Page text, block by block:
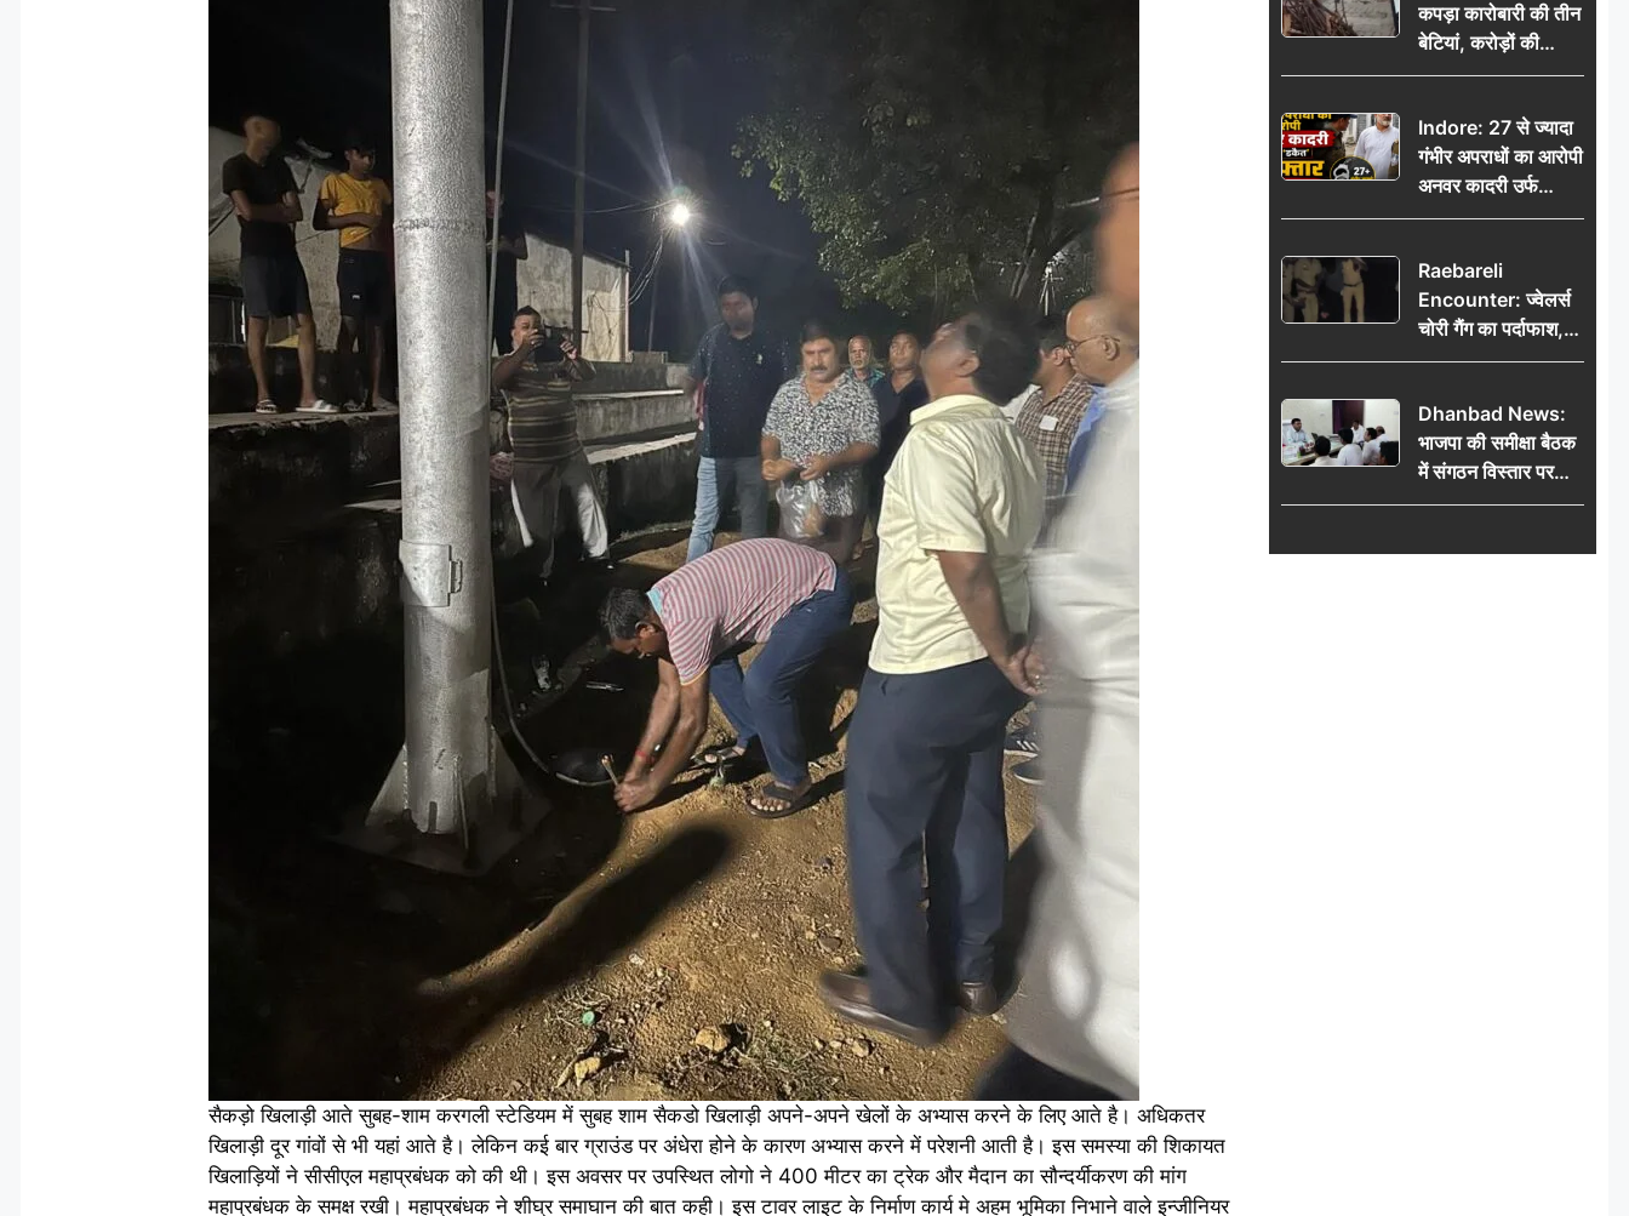
सैकड़ो खिलाड़ी आते सुबह-शाम करगली स्टेडियम में सुबह शाम सैकडो खिलाड़ी अपने-अपने खेलों के अभ्यास करने के लिए आते है। अधिकतर
खिलाड़ी दूर गांवों से भी यहां आते है। लेकिन कई बार ग्राउंड पर अंधेरा होने के कारण अभ्यास करने में परेशनी आती है। इस समस्या की शिकायत
खिलाड़ियों ने सीसीएल महाप्रबंधक को की थी। इस अवसर पर उपस्थित लोगो ने 400 मीटर का ट्रेक और मैदान का सौन्दर्यीकरण की मांग
महाप्रबंधक के समक्ष रखी। महाप्रबंधक ने शीघ्र समाघान की बात कही। इस टावर लाइट के निर्माण कार्य मे अहम भूमिका निभाने वाले इन्जीनियर
कपड़ा कारोबारी की तीन
बेटियां, करोड़ों की
कमाई… फिर भी पिता
अंतिम दिन, 5100 रुपये
भेजकर कहा– अंतिम
संस्कार कर दीजिए हम
नहीं आ पाएंगे
Indore: 27 से ज्यादा
गंभीर अपराधों का आरोपी
अनवर कादरी उर्फ
‘डकैत’ गिरफ्तार, इंदौर
Raebareli
Encounter: ज्वेलर्स
चोरी गैंग का पर्दाफाश,
पुलिस मुठभेड़ में दो
किलो चांदी बरामद
Dhanbad News:
भाजपा की समीक्षा बैठक
में संगठन विस्तार पर
मंथन, बीडीओ से
जनसमस्याओं का विवरण